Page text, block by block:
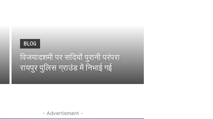
BLOG
विजयादशमी पर सदियों पुरानी परंपरा
रायपुर पुलिस ग्राउंड में निभाई गई
- Advertisment -